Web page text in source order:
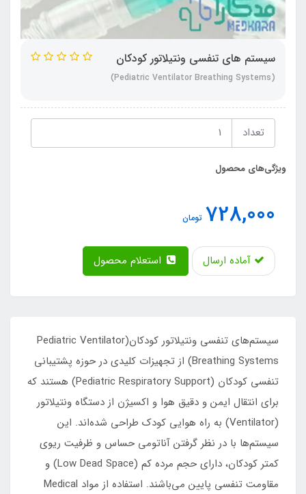
سیستم های تنفسی ونتیلاتور کودکان
(Pediatric Ventilator Breathing Systems)
تعداد
ویژگی‌های محصول
728,000 تومان
آماده ارسال
سیستم‌های تنفسی ونتیلاتور کودکان(Pediatric Ventilator
Breathing Systems) از تجهیزات کلیدی در حوزه پشتیبانی
تنفسی کودکان (Pediatric Respiratory Support) هستند که
برای انتقال ایمن و دقیق هوا و اکسیژن از دستگاه ونتیلاتور
(Ventilator) به راه هوایی کودک طراحی شده‌اند. این
سیستم‌ها با در نظر گرفتن آناتومی حساس و ظرفیت ریوی
کمتر کودکان، دارای حجم مرده کم (Low Dead Space) و
مقاومت تنفسی پایین می‌باشند. استفاده از مواد Medical